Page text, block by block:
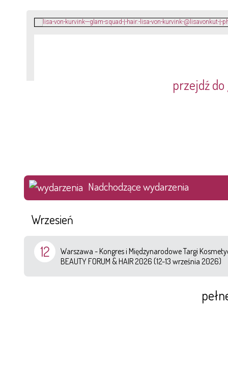
przejdź
Nadchodzące wydarzenia
Wrzesień
12
Warszawa - Kongres i Międzynarodowe Targi
BEAUTY FORUM & HAIR 2026 (12-13 września 2026)